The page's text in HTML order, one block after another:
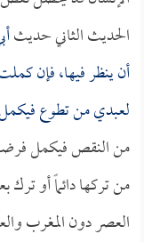
الحديث الثاني حديث
أن ينظر فيها، فإن
لعبدي من تطوع
من النقص فيكمل
من تركها دائماً أو
العصر دون المغرب